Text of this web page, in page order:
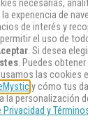
necesarias,
experiencia de
de interés y
el uso de
. Si desea
. Puedes obtener
las cookies
y cómo tus
la personalización
Privacidad y